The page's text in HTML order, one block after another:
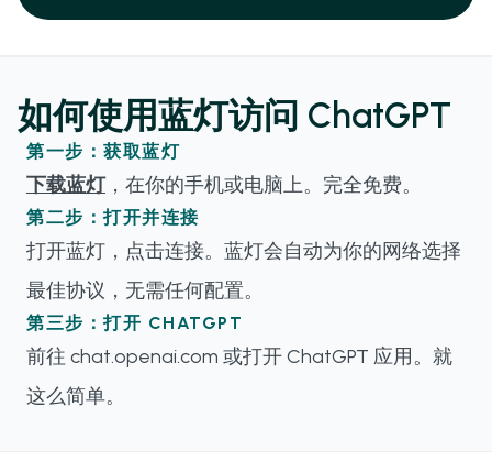
如何使用蓝灯访问 ChatGPT
第一步：获取蓝灯
下载蓝灯，在你的手机或电脑上。完全免费。
第二步：打开并连接
打开蓝灯，点击连接。蓝灯会自动为你的网络选择
最佳协议，无需任何配置。
第三步：打开 CHATGPT
前往 chat.openai.com 或打开 ChatGPT 应用。就
这么简单。